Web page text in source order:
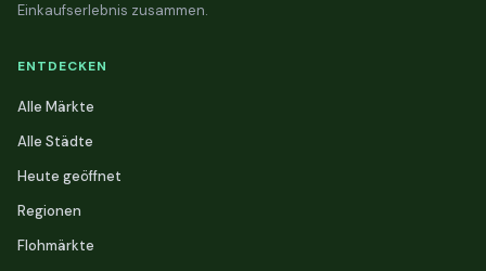
Einkaufserlebnis zusammen.
ENTDECKEN
Alle Märkte
Alle Städte
Heute geöffnet
Regionen
Flohmärkte